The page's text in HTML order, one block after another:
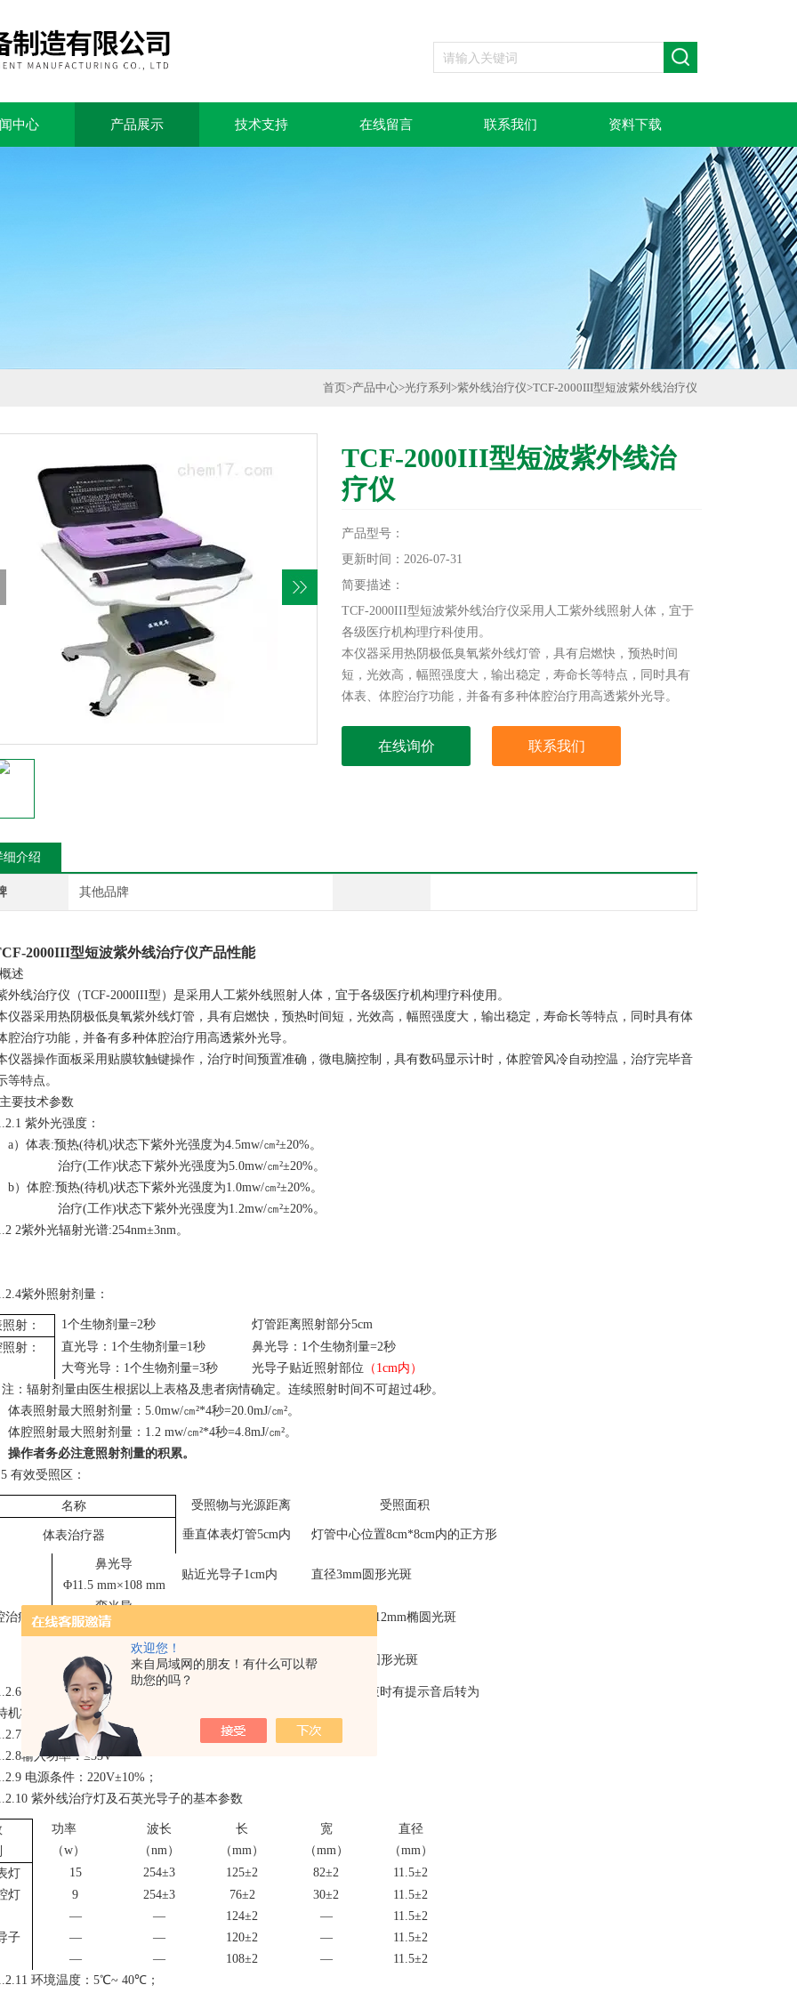
欢迎您！
来自局域网的朋友！有什么可以帮
助您的吗？
中心 产品展示 技术支持 在线留言 联系我们 资料下载
首页>产品中心>光疗系列 >紫外线治疗仪>TCF-2000III型短波紫外线治疗仪
TCF-2000III型短波紫外线治
疗仪
产品型号：
更新时间：2026-07-31
简要描述：
TCF-2000III型短波紫外线治疗仪采用人工紫外线照射人体，宜于
各级医疗机构理疗科使用。
本仪器采用热阴极低臭氧紫外线灯管，具有启燃快，预热时间
短，光效高，幅照强度大，输出稳定，寿命长等特点，同时具有
体表、体腔治疗功能，并备有多种体腔治疗用高透紫外光导。
在线询价 联系我们
细介绍
其他品牌
2000III型短波紫外线治疗仪产品性能
述
外线治疗仪（TCF-2000III型） 是采用人工紫外线照射人体，宜于各级医疗机构理疗科使用。
仪器采用热阴极低臭氧紫外线灯管，具有启燃快，预热时间短，光效高，幅照强度大，输出稳定，寿命长等特点，同时具有体
腔治疗功能，并备有多种体腔治疗用高透紫外光导。
仪器操作面板采用贴膜软触键操作，治疗时间预置准确，微电脑控制，具有数码显示计时，体腔管风冷自动控温，治疗完毕音
等特点。
要技术参数
.2.1 紫外光强度：
a）体表:预热(待机)状态下紫外光强度为4.5mw/㎝²±20%。
治疗(工作)状态下紫外光强度为5.0mw/㎝²±20%。
b）体腔:预热(待机)状态下紫外光强度为1.0mw/㎝²±20%。
治疗(工作)状态下紫外光强度为1.2mw/㎝²±20%。
2 2紫外光辐射光谱:254nm±3nm。
4紫外照射剂量：
射： 1个生物剂量=2秒
灯管距离照射部分5cm
射：
直光导：1个生物剂量=1秒
鼻光导：1个生物剂量=2秒
大弯光导：1个生物剂量=3秒
光导子贴近照射部位 （ 1cm内 ）
注：辐射剂量由医生根据以上表格及患者病情确定。连续照射时间不可超过4秒。
体表照射最大照射剂量：5.0mw/㎝²*4秒=20.0mJ/㎝²。
体腔照射最大照射剂量：1.2 mw/㎝²*4秒=4.8mJ/㎝²。
操作者务必注意照射剂量的积累。
5 有效受照区：
名称 受照物与光源距离 受照面积
体表治疗器 垂直体表灯管5cm内 灯管中心位置8cm*8cm内的正方形
治疗器
鼻光导
Φ11.5 mm×108 mm
贴近光导子1cm内 直径3mm圆形光斑
弯光导
Φ11.5 mm ×124 mm
直径18mm*12mm椭圆光斑
直光导
Φ11.5 mm ×120 mm
贴近光导子1cm内 直径17mm圆形光斑
6 定时：1s～4s，误差±2%（以1s为一个单位连续可调），工作结束时有提示音后转为
机状态。
7 预热时间,在室内常温情况下:30分钟±5分钟
8输入功率：≤35V
9 电源条件：220V±10% ；
紫外线治疗灯及石英光导子的基本参数
功率
（w）
波长
（nm）
长
（mm）
宽
（mm）
直径
（mm）
灯
15 254±3 125±2 82±2
11.5±2
灯
9 254±3 76±2 30±2 11.5±2
子
— — 124±2 —
11.5±2
—
— 120±2 —
11.5±2
—
— 108±2 —
11.5±2
11 环境温度：5℃~ 40℃；